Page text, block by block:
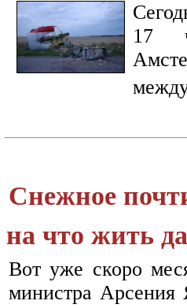
17
Снежное
на что жить
Вот уже скоро
министра Арсения